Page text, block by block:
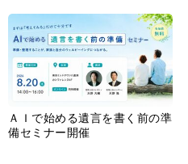
ＡＩで始める遺言を書く前の準
備セミナー開催